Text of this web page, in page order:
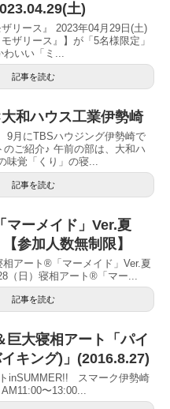
土)
リース』 2023年04月29日(土)
ザリース』】が「5名様限定」
わいい「ミ...
記事を読む
和ハウス工業伊勢崎
9月にTBSハウジング伊勢崎で
のご紹介♪ 午前の部は、大和ハ
味覚「くり」の寝...
記事を読む
マーメイド」Ver.夏
参加人数無制限】
アート®「マーメイド」Ver.夏
（日）寝相アート®「マー...
記事を読む
巨大寝相アート「パイ
キング)」(2016.8.27)
inSUMMER!! スマーク伊勢崎
〜13:00...